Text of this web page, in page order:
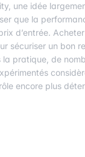
une idée
que la
d’entrée.
sécuriser un bon
la pratique, de
encore plus